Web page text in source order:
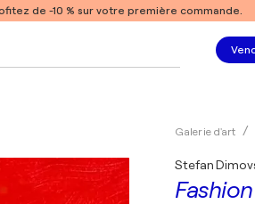
de -10 % sur votre première commande.
Galerie d'art
Stefan